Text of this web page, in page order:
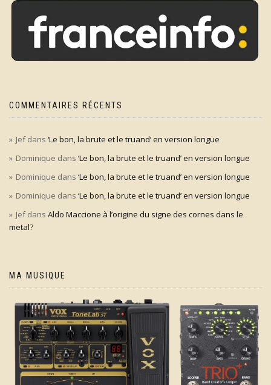
COMMENTAIRES RÉCENTS
Jefdans ‘Le bon, la brute et le truand’ en version longue
Dominique dans ‘Le bon, la brute et le truand’ en version longue
Dominique dans ‘Le bon, la brute et le truand’ en version longue
Dominique dans ‘Le bon, la brute et le truand’ en version longue
Jefdans Aldo Maccione à l’origine du signe des cornes dans le
metal?
MA MUSIQUE